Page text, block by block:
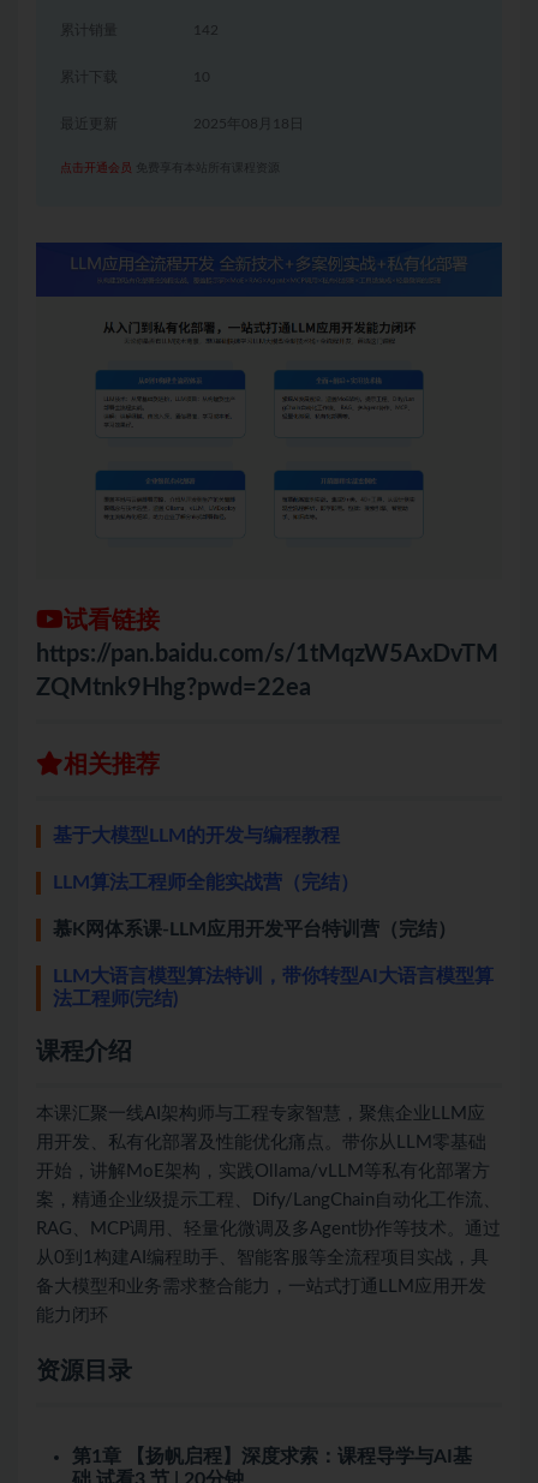
累计销量 142
累计下载 10
2025年08月18日
点击开通会员 免费享有本站所有课程资源
试看链接
https://pan.baidu.com/s/1tMqzW5AxDvTM
ZQMtnk9Hhg?pwd=22ea
相关推荐
基于大模型LLM的开发与编程教程
LLM算法工程师全能实战营（完结）
慕K网体系课-LLM应用开发平台特训营（完结）
LLM大语言模型算法特训，带你转型AI大语言模型算
法工程师(完结)
课程介绍
本课汇聚一线AI架构师与工程专家智慧，聚焦企业LLM应
用开发、私有化部署及性能优化痛点。带你从LLM零基础
开始，讲解MoE架构，实践Ollama/vLLM等私有化部署方
案，精通企业级提示工程、Dify/LangChain自动化工作流、
RAG、MCP调用、轻量化微调及多Agent协作等技术。通过
从0到1构建AI编程助手、智能客服等全流程项目实战，具
备大模型和业务需求整合能力，一站式打通LLM应用开发
能力闭环
资源目录
第1章 【扬帆启程】深度求索：课程导学与AI基
础 试看3 节 | 20分钟